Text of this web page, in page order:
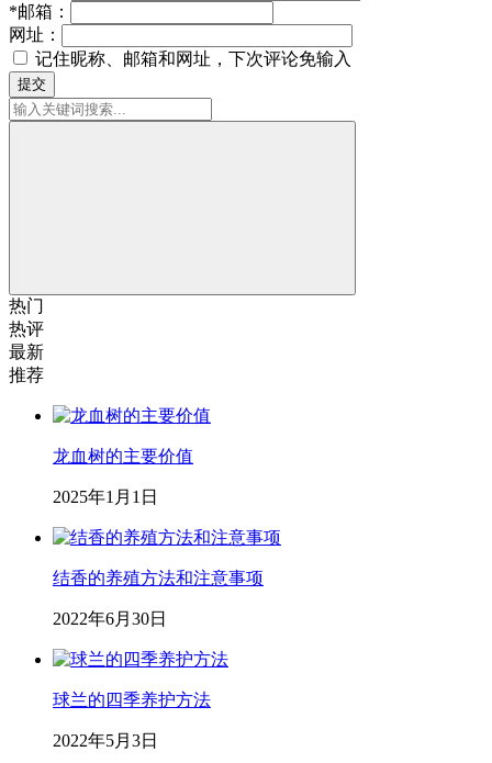
*邮箱：
网址：
记住昵称、邮箱和网址，下次评论免输入
提交
热门
热评
最新
推荐
龙血树的主要价值
2025年1月1日
结香的养殖方法和注意事项
2022年6月30日
球兰的四季养护方法
2022年5月3日